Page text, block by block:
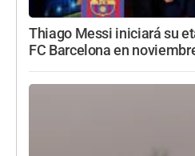
Thiago Messi iniciará su
FC Barcelona en